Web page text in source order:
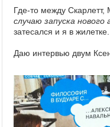
Где-то между
случаю запуска
затесался и я в жилетке.
Даю интервью двум